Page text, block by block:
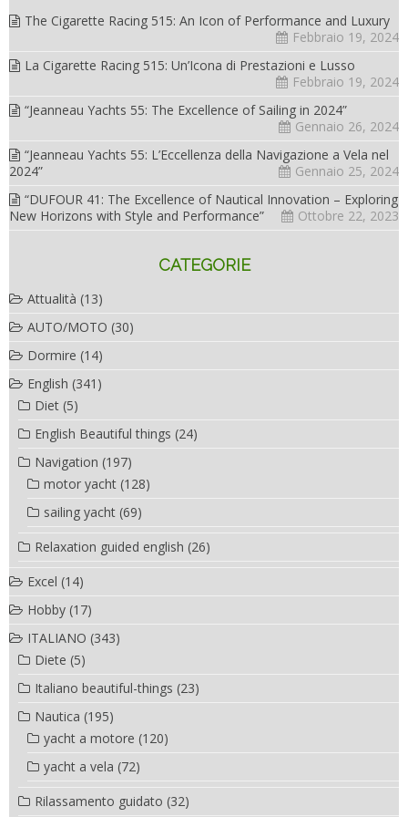
The Cigarette Racing 515: An Icon of Performance and Luxury
Febbraio 19, 2024
La Cigarette Racing 515: Un’Icona di Prestazioni e Lusso
Febbraio 19, 2024
“Jeanneau Yachts 55: The Excellence of Sailing in 2024”
Gennaio 26, 2024
“Jeanneau Yachts 55: L’Eccellenza della Navigazione a Vela nel
2024”
Gennaio 25, 2024
“DUFOUR 41: The Excellence of Nautical Innovation – Exploring
New Horizons with Style and Performance”
Ottobre 22, 2023
CATEGORIE
Attualità (13)
AUTO/MOTO (30)
Dormire (14)
English (341)
Diet (5)
English Beautiful things (24)
Navigation (197)
motor yacht (128)
sailing yacht (69)
Relaxation guided english (26)
Excel (14)
Hobby (17)
ITALIANO (343)
Diete (5)
Italiano beautiful-things (23)
Nautica (195)
yacht a motore (120)
yacht a vela (72)
Rilassamento guidato (32)